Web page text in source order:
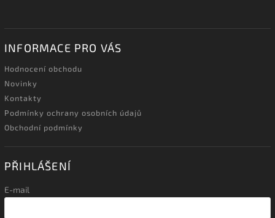
INFORMACE PRO VÁS
Hodnocení obchodu
Novinky
Kontakty
Podmínky ochrany osobních údajů
Obchodní podmínky
PŘIHLÁŠENÍ
E-mail